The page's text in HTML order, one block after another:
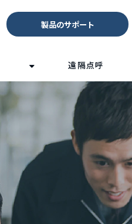
製品のサポート
遠隔点呼